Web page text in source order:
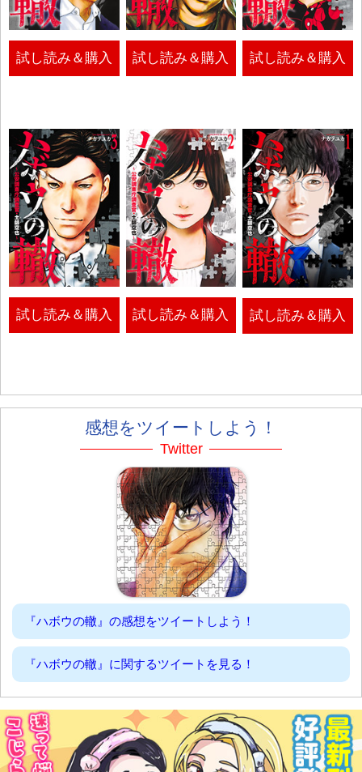
試し読み＆購入 試し読み＆購入 試し読み＆購入
試し読み＆購入 試し読み＆購入 試し読み＆購入
感想をツイートしよう！
Twitter
『ハボウの轍』の感想をツイートしよう！
『ハボウの轍』に関するツイートを見る！